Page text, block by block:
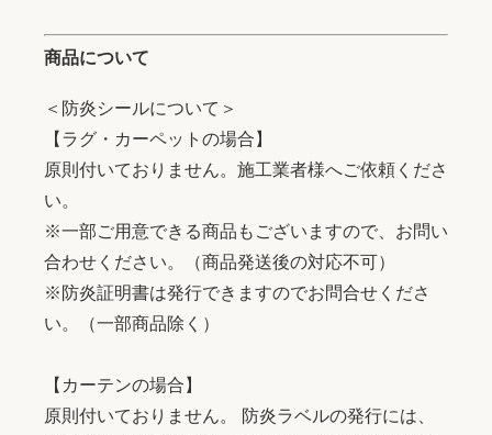
商品について
＜防炎シールについて＞
【ラグ・カーペットの場合】
原則付いておりません。施工業者様へご依頼くださ
い。
※一部ご用意できる商品もございますので、お問い
合わせください。（商品発送後の対応不可）
※防炎証明書は発行できますのでお問合せくださ
い。（一部商品除く）
【カーテンの場合】
原則付いておりません。 防炎ラベルの発行には、